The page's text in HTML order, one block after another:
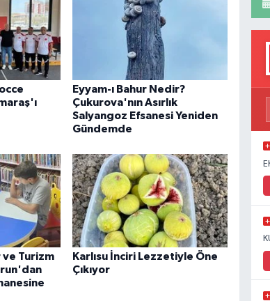
Eyyam-ı Bahur Nedir?
Çukurova'nın Asırlık
Salyangoz Efsanesi Yeniden
Gündemde
ve Turizm
Karlısu İnciri Lezzetiyle Öne
Çıkıyor